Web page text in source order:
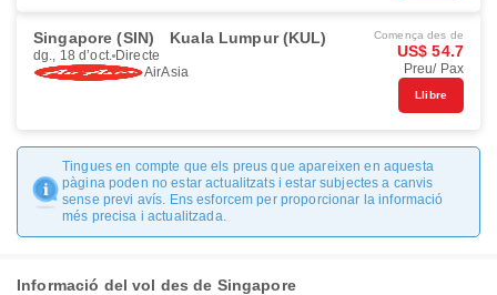
Singapore (SIN) Kuala Lumpur (KUL)
dg., 18 d’oct. Directe
AirAsia
Comença des de
US$ 54.7
Preu/ Pax
Llibre
Tingues en compte que els preus que apareixen en aquesta
pàgina poden no estar actualitzats i estar subjectes a canvis
sense previ avís. Ens esforcem per proporcionar la informació
més precisa i actualitzada.
Informació del vol des de Singapore